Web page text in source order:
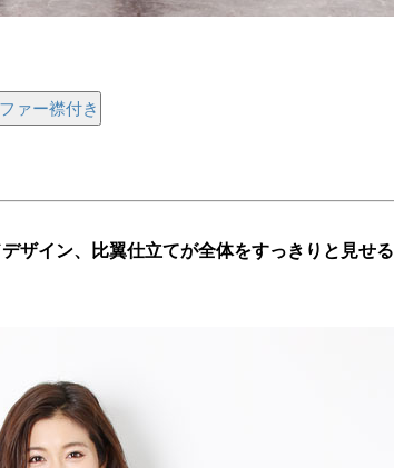
ァー襟付き
ザイン、比翼仕立てが全体をすっきりと見せる